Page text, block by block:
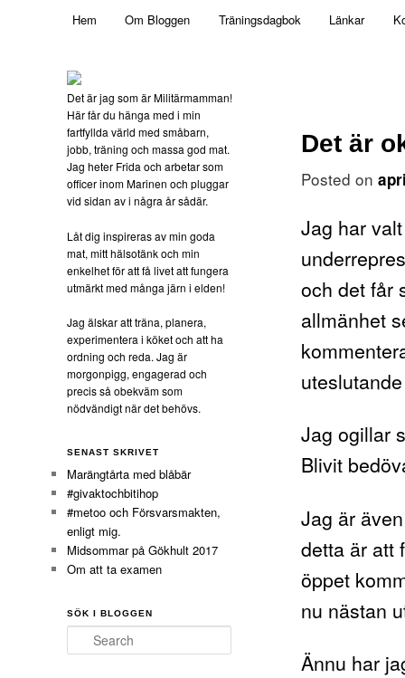
Militärmamman
Skip to primary content
Hem Om Bloggen Träningsdagbok Länkar
Det är
Posted on
Jag har
och det får
allmänhet
Jag ogillar
Blivit
Jag är
detta är att
öppet
nu nästan
Ännu har
Det är jag som är Militärmamman!
Här får du hänga med i min
fartfyllda värld med småbarn,
jobb, träning och massa god mat.
Jag heter Frida och arbetar som
officer inom Marinen och pluggar
vid sidan av i några år sådär.
Låt dig inspireras av min goda
mat, mitt hälsotänk och min
enkelhet för att få livet att fungera
utmärkt med många järn i elden!
Jag älskar att träna, planera,
experimentera i köket och att ha
ordning och reda. Jag är
morgonpigg, engagerad och
precis så obekväm som
nödvändigt när det behövs.
SENAST SKRIVET
Marängtårta med blåbär
#givaktochbitihop
#metoo och Försvarsmakten,
enligt mig.
Midsommar på Gökhult 2017
Om att ta examen
SÖK I BLOGGEN
Search